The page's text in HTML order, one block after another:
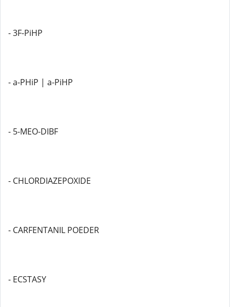
- 3F-PiHP
- a-PHiP | a-PiHP
- 5-MEO-DIBF
- CHLORDIAZEPOXIDE
- CARFENTANIL POEDER
- ECSTASY